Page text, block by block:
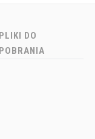
PLIKI DO
POBRANIA